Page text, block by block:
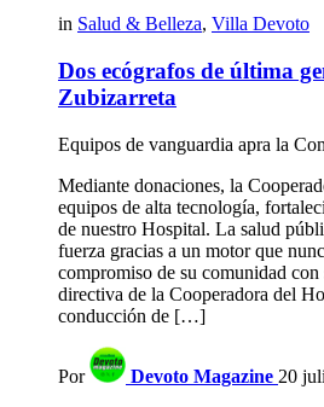
in Salud & Belleza, Villa Devoto
Dos ecógrafos de última
Zubizarreta
Equipos de vanguardia apra la
Mediante donaciones, la
equipos de alta tecnología,
de nuestro Hospital. La salud
fuerza gracias a un motor que
compromiso de su comunidad
directiva de la Cooperadora del
conducción de […]
Por Devoto Magazine 20